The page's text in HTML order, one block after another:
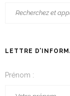
LETTRE
Prénom :